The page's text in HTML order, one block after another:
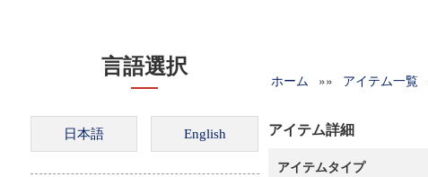
言語選択
ホーム »» アイテム一覧
アイテム詳細
アイテムタイプ